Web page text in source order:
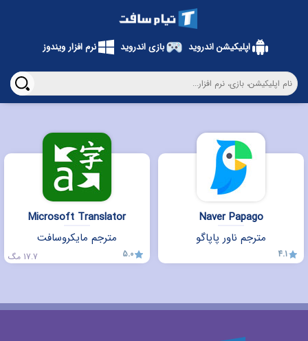
Naver Papago
مترجم ناور پاپاگو
4.1
Microsoft Translator
مترجم مایکروسافت
5.0 17.7 مگ
اپلیکیشن اندروید بازی اندروید نرم افزار ویندوز